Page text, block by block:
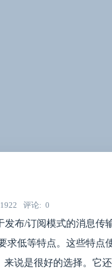
1922 评论 0
布/订阅模式的消息传
求低等特点。这些特点
来说是很好的选择。它